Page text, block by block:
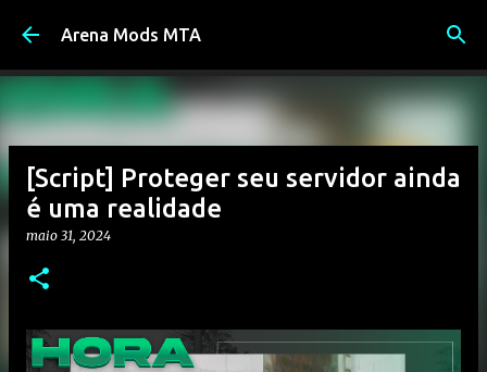
Pular para o conteúdo principal
Arena Mods MTA
[Script] Proteger seu servidor ainda
é uma realidade
maio 31, 2024